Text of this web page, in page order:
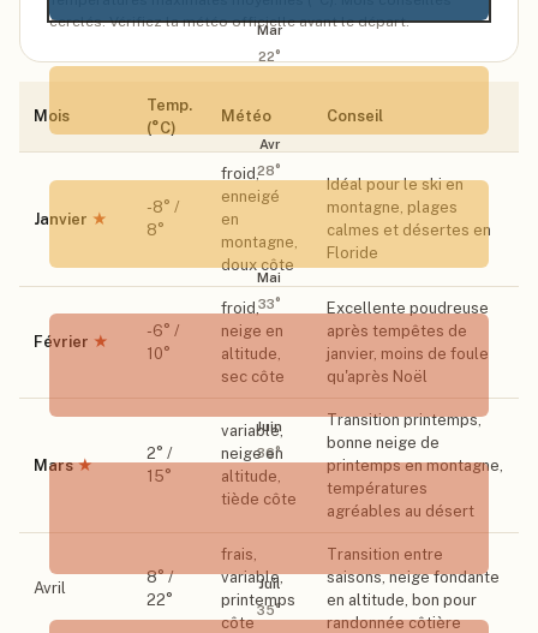
Mar
22°
Avr
28°
Mai
33°
Juin
36°
Juil
35°
cerclés. Vérifiez la météo officielle avant le départ.
Mois
Temp.
(°C)
Météo Conseil
Janvier ★
-8° /
8°
froid,
enneigé
en
montagne,
doux côte
Idéal pour le ski en
montagne, plages
calmes et désertes en
Floride
Février ★
-6° /
10°
froid,
neige en
altitude,
sec côte
Excellente poudreuse
après tempêtes de
janvier, moins de foule
qu'après Noël
Mars ★
2° /
15°
variable,
neige en
altitude,
tiède côte
Transition printemps,
bonne neige de
printemps en montagne,
températures
agréables au désert
Avril
8° /
22°
frais,
variable,
printemps
côte
Transition entre
saisons, neige fondante
en altitude, bon pour
randonnée côtière